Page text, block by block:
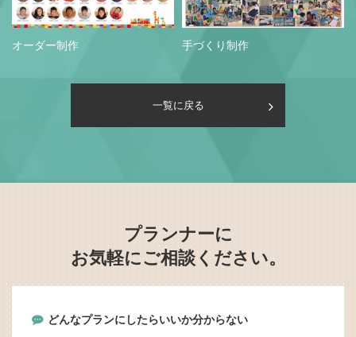
オーダー制作 手づくり制作
一覧に戻る
プランナーに
お気軽にご相談ください。
どんなプランにしたらいいか分からない